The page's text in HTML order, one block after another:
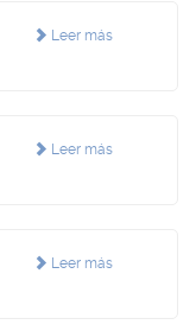
Leer más
Leer más
Leer más